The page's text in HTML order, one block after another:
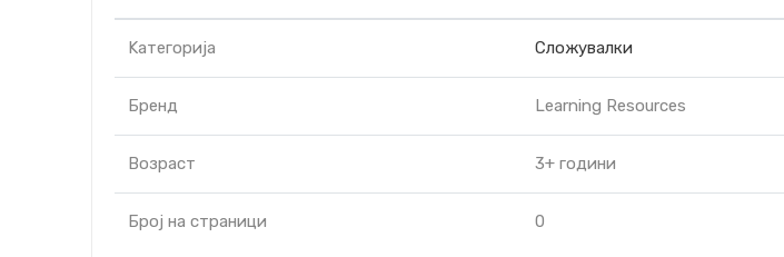
Kатегорија Сложувалки
Бренд Learning Resources
Возраст 3+ години
Број на страници 0